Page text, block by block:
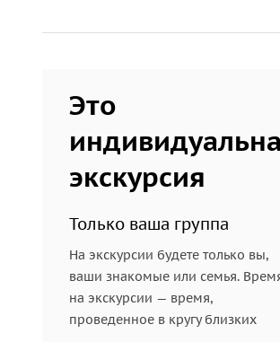
Поднимите свои
Отличный вариант для пар,
Это
экскурсия
Только ваша группа
На экскурсии будете только вы,
ваши знакомые или семья.
на экскурсии — время,
проведенное в кругу близких